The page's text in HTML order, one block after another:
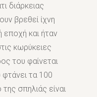
διάρκειας
βρεθεί ίχνη
εποχή και ήταν
κωρύκειες
του φαίνεται
φτάνει τα 100
σπηλιάς είναι